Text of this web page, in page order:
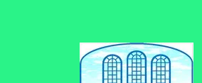
содержимому